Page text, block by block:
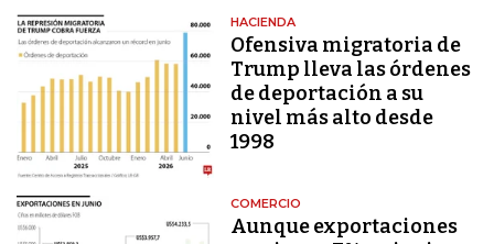
HACIENDA
Ofensiva migratoria de
Trump lleva las órdenes
de deportación a su
nivel más alto desde
1998
COMERCIO
Aunque exportaciones